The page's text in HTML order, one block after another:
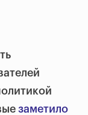
заметило